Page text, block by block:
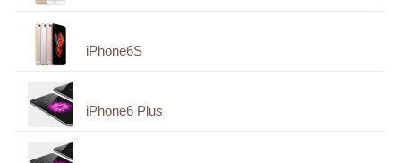
iPhone6S
iPhone6 Plus